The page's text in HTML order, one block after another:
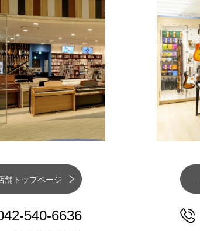
舗トップページ
540-6636